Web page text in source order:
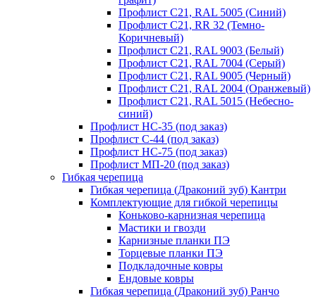
Профлист С21, RAL 5005 (Синий)
Профлист С21, RR 32 (Темно-
Коричневый)
Профлист С21, RAL 9003 (Белый)
Профлист С21, RAL 7004 (Серый)
Профлист С21, RAL 9005 (Черный)
Профлист С21, RAL 2004 (Оранжевый)
Профлист С21, RAL 5015 (Небесно-
синий)
Профлист НС-35 (под заказ)
Профлист С-44 (под заказ)
Профлист НС-75 (под заказ)
Профлист МП-20 (под заказ)
Гибкая черепица
Гибкая черепица (Драконий зуб) Кантри
Комплектующие для гибкой черепицы
Коньково-карнизная черепица
Мастики и гвозди
Карнизные планки ПЭ
Торцевые планки ПЭ
Подкладочные ковры
Ендовые ковры
Гибкая черепица (Драконий зуб) Ранчо